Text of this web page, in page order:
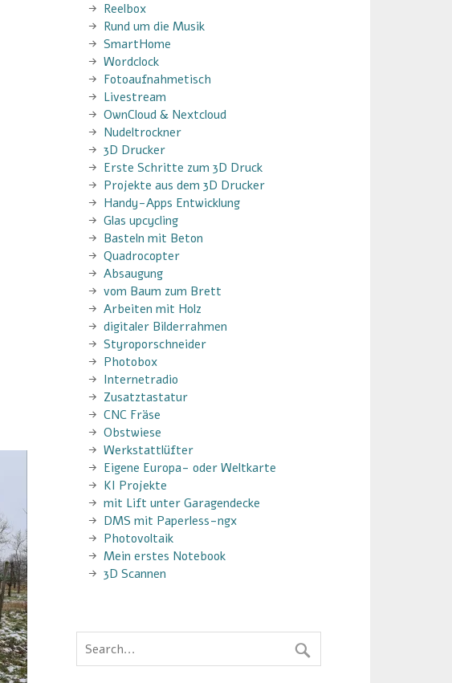
Reelbox
Rund um die Musik
SmartHome
Wordclock
Fotoaufnahmetisch
Livestream
OwnCloud & Nextcloud
Nudeltrockner
3D Drucker
Erste Schritte zum 3D Druck
Projekte aus dem 3D Drucker
Handy-Apps Entwicklung
Glas upcycling
Basteln mit Beton
Quadrocopter
Absaugung
vom Baum zum Brett
Arbeiten mit Holz
digitaler Bilderrahmen
Styroporschneider
Photobox
Internetradio
Zusatztastatur
CNC Fräse
Obstwiese
Werkstattlüfter
Eigene Europa- oder Weltkarte
KI Projekte
mit Lift unter Garagendecke
DMS mit Paperless-ngx
Photovoltaik
Mein erstes Notebook
3D Scannen